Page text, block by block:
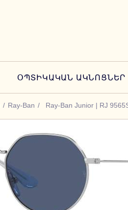
ՕՊՏԻԿԱԿԱՆ ԱԿՆՈՑՆԵՐ
/ Ray-Ban / Ray-Ban Junior | RJ